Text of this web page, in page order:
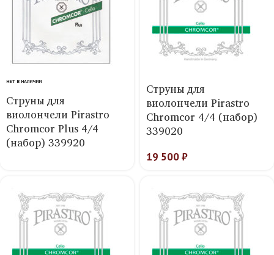
НЕТ В НАЛИЧИИ
Струны для
виолончели Pirastro
Chromcor Plus 4/4
(набор) 339920
Струны для
виолончели Pirastro
Chromcor 4/4 (набор)
339020
19 500₽